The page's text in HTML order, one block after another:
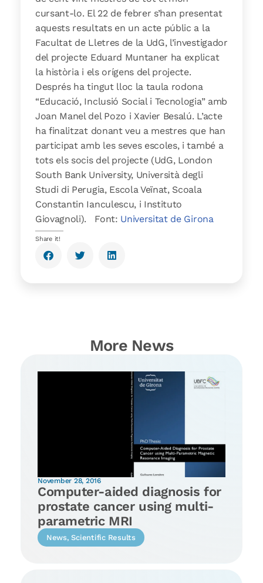
cursant-lo. El 22 de febrer s’han presentat
aquests resultats en un acte públic a la
Facultat de Lletres de la UdG, l’investigador
del projecte Eduard Muntaner ha explicat
la història i els orígens del projecte.
Després ha tingut lloc la taula rodona
“Educació, Inclusió Social i Tecnologia” amb
Joan Manel del Pozo i Xavier Besalú. L’acte
ha finalitzat donant veu a mestres que han
participat amb les seves escoles, i també a
tots els socis del projecte (UdG, London
South Bank University, Università degli
Studi di Perugia, Escola Veïnat, Scoala
Constantin Ianculescu, i Instituto
Giovagnoli). Font: Universitat de Girona
Share it!
More News
November 28, 2016
Computer-aided diagnosis for
prostate cancer using multi-
parametric MRI
News,Scientific Results